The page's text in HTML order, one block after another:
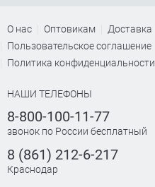
О нас Оптовикам Доставка
Пользовательское соглашение
Политика конфиденциальности
НАШИ ТЕЛЕФОНЫ
8-800-100-11-77
звонок по России бесплатный
8 (861) 212-6-217
Краснодар